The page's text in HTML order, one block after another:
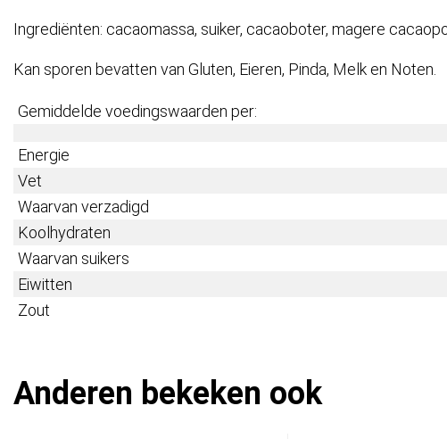
Ingrediënten: cacaomassa, suiker, cacaoboter, magere
Kan sporen bevatten van Gluten, Eieren, Pinda, Melk en Noten.
Gemiddelde voedingswaarden per:
Energie
Vet
Waarvan verzadigd
Koolhydraten
Waarvan suikers
Eiwitten
Zout
Anderen bekeken ook